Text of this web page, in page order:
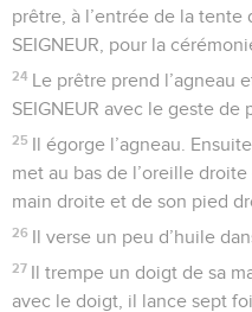
prêtre, à l’entrée de la
SEIGNEUR, pour la
24 Le prêtre prend l’agneau
SEIGNEUR avec le geste de
25 Il égorge l’agneau.
met au bas de l’oreille
main droite et de son pied
26 Il verse un peu d’huile
27 Il trempe un doigt de sa
avec le doigt, il lance sept